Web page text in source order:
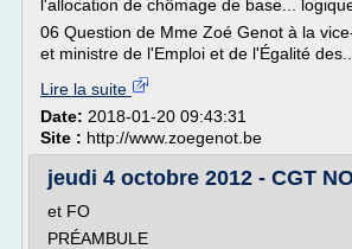
l'allocation de chômage de base...
06 Question de Mme Zoé Genot à la
et ministre de l'Emploi et de l'Égalité des...
Lire la suite
Date: 2018-01-20 09:43:31
Site : http://www.zoegenot.be
jeudi 4 octobre 2012 - CGT
et FO
PRÉAMBULE